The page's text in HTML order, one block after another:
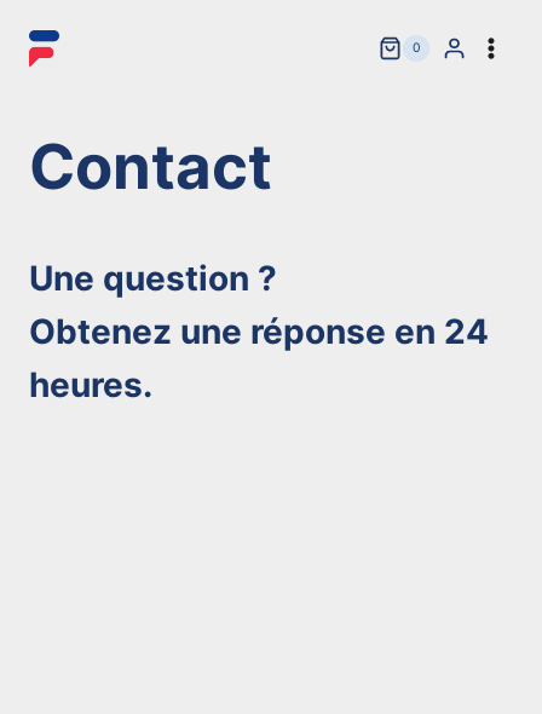
0
Contact
Une question ?
Obtenez une réponse en 24
heures.